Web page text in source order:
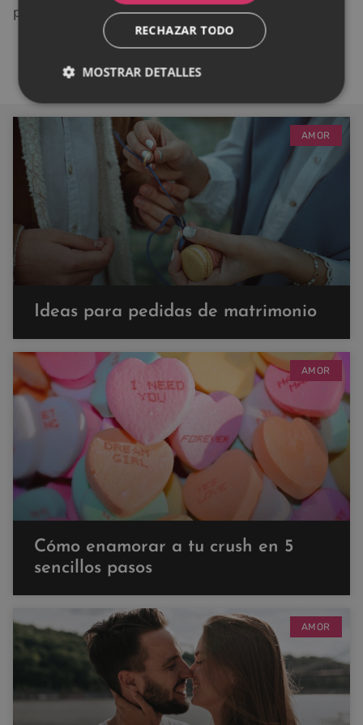
paran.
AMOR
Ideas para pedidas de matrimonio
AMOR
Cómo enamorar a tu crush en 5
sencillos pasos
AMOR
RECHAZAR TODO
MOSTRAR DETALLES